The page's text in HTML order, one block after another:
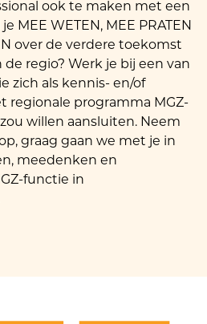
ook te maken met een
MEE WETEN, MEE PRATEN
over de verdere toekomst
regio? Werk je bij een van
zich als kennis- en/of
regionale programma MGZ-
willen aansluiten. Neem
graag gaan we met je in
meedenken en
functie in